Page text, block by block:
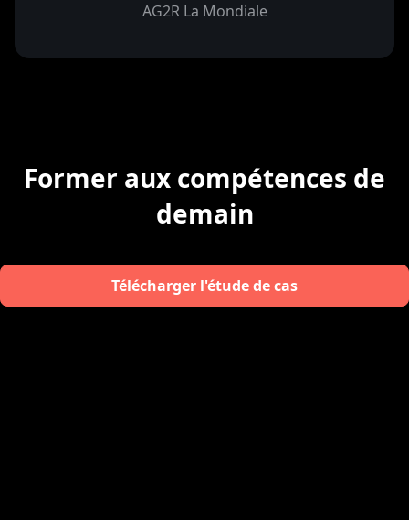
AG2R La Mondiale
Former aux compétences de
demain
Télécharger l'étude de cas